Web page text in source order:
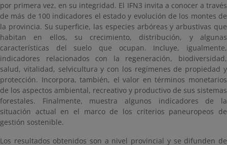
por primera vez, en su integridad. El IFN3 invita a conocer a través
de más de 100 indicadores el estado y evolución de los montes de
la provincia. Su superficie, las especies arbóreas y arbustivas que
habitan en ellos, su crecimiento, distribución, y algunas
características del suelo que ocupan. Incluye, igualmente,
indicadores relacionados con la regeneración, biodiversidad,
salud, vitalidad, selvicultura y con los regímenes de propiedad y
protección. Incorpora, también, el valor en términos monetarios
de los aspectos ambiental, recreativo y productivo de sus sistemas
forestales. Finalmente, muestra algunos indicadores de la
situación actual en el marco de los criterios paneuropeos de
gestión sostenible.
Los resultados obtenidos son a nivel provincial y se difunden de